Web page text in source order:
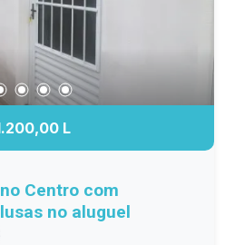
cidade. O imóvel está
escolas, farmácias,
comércios e
praticidade para o dia a
Entre em contato
descobrir tudo o que
L
Centro com
no aluguel